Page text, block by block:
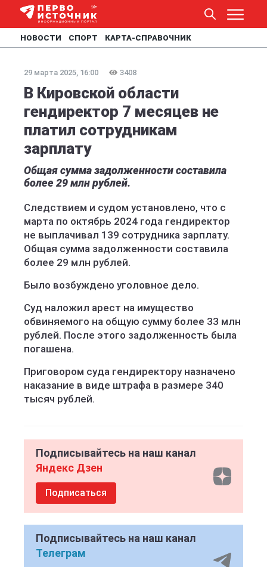
НОВОСТИ СПОРТ КАРТА-СПРАВОЧНИК
29 марта 2025, 16:00 3408
В Кировской области
гендиректор 7 месяцев не
платил сотрудникам
зарплату
Общая сумма задолженности составила
более 29 млн рублей.
Следствием и судом установлено, что с
марта по октябрь 2024 года гендиректор
не выплачивал 139 сотрудника зарплату.
Общая сумма задолженности составила
более 29 млн рублей.
Было возбуждено уголовное дело.
Суд наложил арест на имущество
обвиняемого на общую сумму более 33 млн
рублей. После этого задолженность была
погашена.
Приговором суда гендиректору назначено
наказание в виде штрафа в размере 340
тысяч рублей.
Подписывайтесь на наш канал
Яндекс Дзен
Подписаться
Подписывайтесь на наш канал
Телеграм